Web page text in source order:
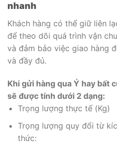
nhanh
Khách hàng có thể giữ liên
để theo dõi quá trình vận
và đảm bảo việc giao hàng
và đầy đủ.
Khi gửi hàng qua Ý hay bất
sẽ được tính dưới 2 dạng:
Trọng lượng thực tế (Kg)
Trọng lượng quy đổi từ
thức: